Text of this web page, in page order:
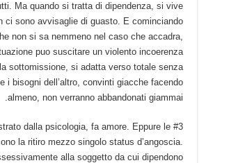
Ma quando si tratta di dipendenza, si vive
ci sono avvisaglie di guasto. E cominciando
non si sa nemmeno nel caso che accadra,
puo suscitare un violento incoerenza
sottomissione, si adatta verso totale senza
i bisogni dell’altro, convinti giacche facendo
almeno, non verranno abbandonati giammai.
dalla psicologia, fa amore. Eppure le
la ritiro mezzo singolo status d’angoscia.
alla soggetto da cui dipendono.